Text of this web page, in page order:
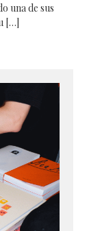
una de sus
[…]